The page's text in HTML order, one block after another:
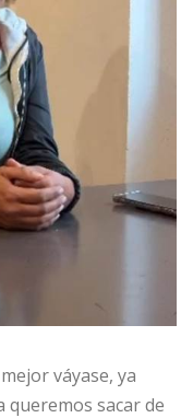
váyase, ya
queremos sacar de